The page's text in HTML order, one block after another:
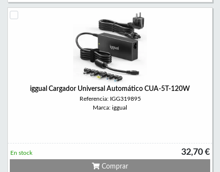
iggual Cargador Universal Automático CUA-5T-120W
Referencia: IGG319895
Marca: iggual
32,70 €
En stock
Comprar